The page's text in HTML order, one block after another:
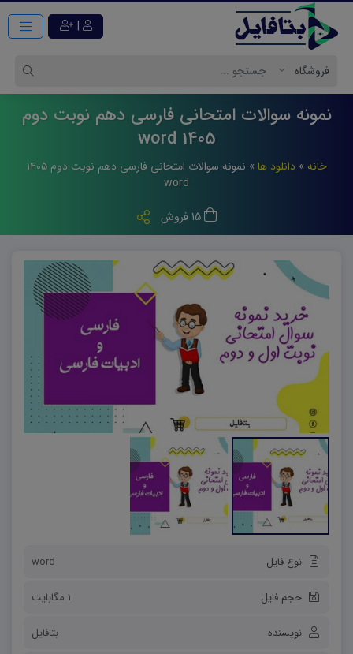
|
نمونه سوالات امتحانی فارسی دهم نوبت دوم
1405 word
خانه »دانلود ها »
نمونه سوالات امتحانی فارسی دهم نوبت دوم ۱۴۰۵
word
15 فروش
نوع فایل word
حجم فایل 1 مگابایت
نویسنده بتافایل